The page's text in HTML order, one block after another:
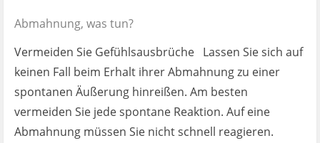
Kündigung
Was jetzt?
Aufhebungsvertrag
Wann lohnt er sich?
Abmahnung, was tun?
Vermeiden Sie Gefühlsausbrüche Lassen Sie sich auf
keinen Fall beim Erhalt ihrer Abmahnung zu einer
spontanen Äußerung hinreißen. Am besten
vermeiden Sie jede spontane Reaktion. Auf eine
Abmahnung müssen Sie nicht schnell reagieren.